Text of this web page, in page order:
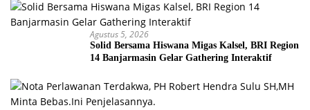
Agustus 5, 2026
Solid Bersama Hiswana Migas Kalsel, BRI Region
14 Banjarmasin Gelar Gathering Interaktif